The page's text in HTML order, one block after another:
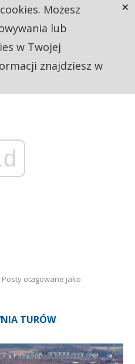
Posty otagowane jako
TURÓW
Możesz
lub
w Twojej
znajdziesz w
×